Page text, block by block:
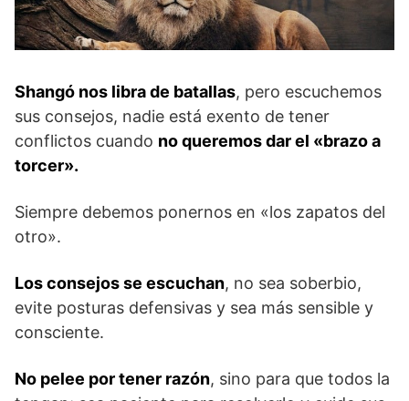
Shangó nos libra de batallas, pero escuchemos
sus consejos, nadie está exento de tener
conflictos cuando no queremos dar el «brazo a
torcer».
Siempre debemos ponernos en «los zapatos del
otro».
Los consejos se escuchan, no sea soberbio,
evite posturas defensivas y sea más sensible y
consciente.
No pelee por tener razón, sino para que todos la